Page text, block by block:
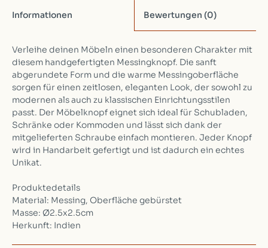
Informationen Bewertungen (0)
Verleihe deinen Möbeln einen besonderen Charakter mit
diesem handgefertigten Messingknopf. Die sanft
abgerundete Form und die warme Messingoberfläche
sorgen für einen zeitlosen, eleganten Look, der sowohl zu
modernen als auch zu klassischen Einrichtungsstilen
passt. Der Möbelknopf eignet sich ideal für Schubladen,
Schränke oder Kommoden und lässt sich dank der
mitgelieferten Schraube einfach montieren. Jeder Knopf
wird in Handarbeit gefertigt und ist dadurch ein echtes
Unikat.
Produktedetails
Material: Messing, Oberfläche gebürstet
Masse: Ø2.5x2.5cm
Herkunft: Indien